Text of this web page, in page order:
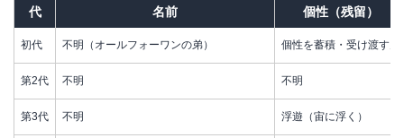
代 名前 個性（残留）
初代 不明（オールフォーワンの弟） 個性を蓄積・受け渡す力
第2代 不明 不明
第3代 不明 浮遊（宙に浮く）